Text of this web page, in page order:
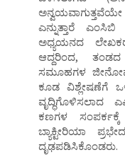
ಅನ್ವಯವಾಗುತ್ತವೆಯೇ
ಎನ್ನುತ್ತಾರೆ
ಅಧ್ಯಯನದ
ಆದ್ದರಿಂದ, ತಂಡದ
ಸಮೂಹಗಳ ಜೀನೋಮ್
ಕೂಡ ವಿಶ್ಲೇಷಣೆಗೆ
ವೃದ್ಧಿಗೊಳಿಸಲಾದ
ಕಣಗಳ
ಬ್ಯಾಕ್ಟೀರಿಯಾ
ದೃಢಪಡಿಸಿಕೊಂಡರು.